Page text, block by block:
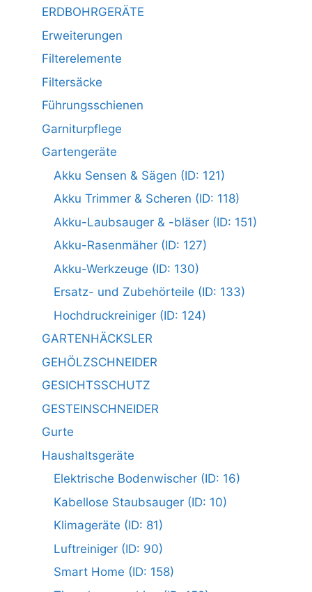
ERDBOHRGERÄTE
Erweiterungen
Filterelemente
Filtersäcke
Führungsschienen
Garniturpflege
Gartengeräte
Akku Sensen & Sägen (ID: 121)
Akku Trimmer & Scheren (ID: 118)
Akku-Laubsauger & -bläser (ID: 151)
Akku-Rasenmäher (ID: 127)
Akku-Werkzeuge (ID: 130)
Ersatz- und Zubehörteile (ID: 133)
Hochdruckreiniger (ID: 124)
GARTENHÄCKSLER
GEHÖLZSCHNEIDER
GESICHTSSCHUTZ
GESTEINSCHNEIDER
Gurte
Haushaltsgeräte
Elektrische Bodenwischer (ID: 16)
Kabellose Staubsauger (ID: 10)
Klimageräte (ID: 81)
Luftreiniger (ID: 90)
Smart Home (ID: 158)